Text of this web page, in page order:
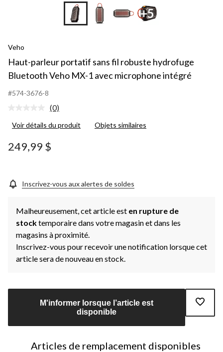
+5
Veho
Haut-parleur portatif sans fil robuste hydrofuge
Bluetooth Veho MX-1 avec microphone intégré
#574-3676-8
Aucune
pour
produit.
Lien
page.
(0)
Voir détails du produit Objets similaires
249,99 $
Inscrivez-vous aux alertes de soldes
Malheureusement, cet article est en rupture de
stocktemporaire dans votre magasin et dans les
magasins à proximité.
Inscrivez-vous pour recevoir une notification lorsque cet
article sera de nouveau en stock.
M'informer lorsque l’article est
disponible
Articles de remplacement disponibles